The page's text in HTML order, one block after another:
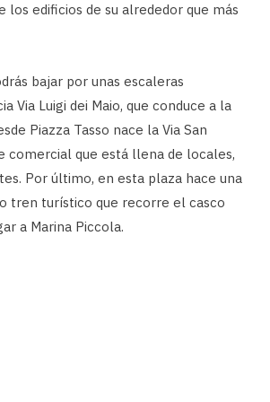
los edificios de su alrededor que más
bajar por unas escaleras
Via Luigi dei Maio, que conduce a la
Piazza Tasso nace la Via San
comercial que está llena de locales,
Por último, en esta plaza hace una
tren turístico que recorre el casco
a Marina Piccola.